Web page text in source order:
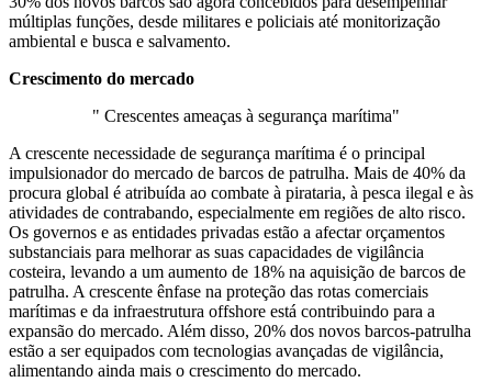
múltiplas funções, desde militares e policiais até monitorização
ambiental e busca e salvamento.
Crescimento do mercado
" Crescentes ameaças à segurança marítima"
A crescente necessidade de segurança marítima é o principal
impulsionador do mercado de barcos de patrulha. Mais de 40% da
procura global é atribuída ao combate à pirataria, à pesca ilegal e às
atividades de contrabando, especialmente em regiões de alto risco.
Os governos e as entidades privadas estão a afectar orçamentos
substanciais para melhorar as suas capacidades de vigilância
costeira, levando a um aumento de 18% na aquisição de barcos de
patrulha. A crescente ênfase na proteção das rotas comerciais
marítimas e da infraestrutura offshore está contribuindo para a
expansão do mercado. Além disso, 20% dos novos barcos-patrulha
estão a ser equipados com tecnologias avançadas de vigilância,
alimentando ainda mais o crescimento do mercado.